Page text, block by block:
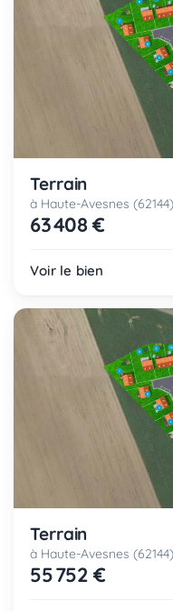
Terrain
à Haute-Avesnes (62144)
63 408 €
Voir le bien
Terrain
à Haute-Avesnes (62144)
55 752 €